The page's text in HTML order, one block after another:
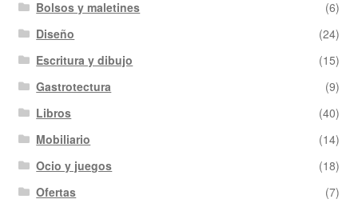
Bolsos y maletines
(6)
Diseño
(24)
Escritura y dibujo
(15)
Gastrotectura
(9)
Libros
(40)
Mobiliario
(14)
Ocio y juegos
(18)
Ofertas
(7)